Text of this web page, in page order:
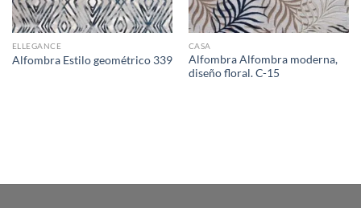
ELLEGANCE
Alfombra Estilo geométrico 339
CASA
Alfombra Alfombra moderna,
diseño floral. C-15